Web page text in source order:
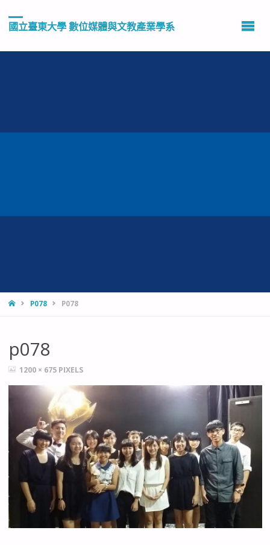
國立臺東大學 數位媒體與文教產業學系
HOMEP078 P078
p078
FULL1200 × 675 PIXELS